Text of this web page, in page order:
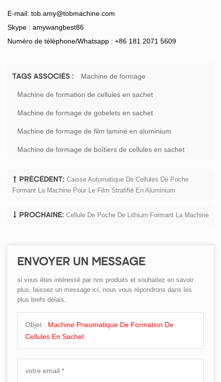
E-mail: tob.amy@tobmachine.com
Skype : amywangbest86
Numéro de téléphone/Whatsapp : +86 181 2071 5609
TAGS ASSOCIÉS : Machine de formage
Machine de formation de cellules en sachet
Machine de formage de gobelets en sachet
Machine de formage de film laminé en aluminium
Machine de formage de boîtiers de cellules en sachet
PRÉCÉDENT: Caisse Automatique De Cellules De Poche
Formant La Machine Pour Le Film Stratifié En Aluminium
PROCHAINE: Cellule De Poche De Lithium Formant La Machine
ENVOYER UN MESSAGE
si vous êtes intéressé par nos produits et souhaitez en savoir
plus, laissez un message ici, nous vous répondrons dans les
plus brefs délais.
Objet : Machine Pneumatique De Formation De
Cellules En Sachet